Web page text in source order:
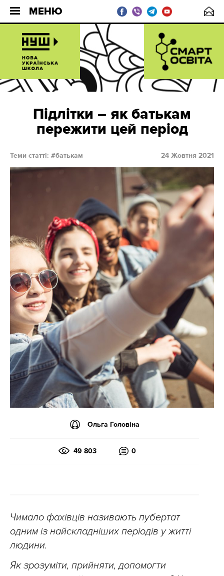
МЕНЮ
Підлітки – як батькам
пережити цей період
Теми статті: батькам 24 Жовтня 2021
Ольга Головіна
49 803 0
Чимало фахівців називають пубертат
одним із найскладніших періодів у житті
людини.
Як зрозуміти, прийняти, допомогти